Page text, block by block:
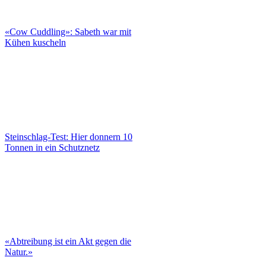
«Cow Cuddling»: Sabeth war mit
Kühen kuscheln
Steinschlag-Test: Hier donnern 10
Tonnen in ein Schutznetz
«Abtreibung ist ein Akt gegen die
Natur.»